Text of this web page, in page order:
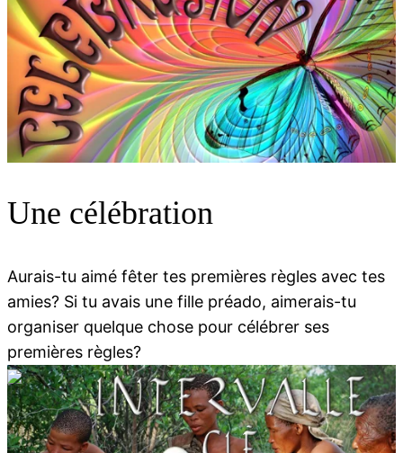
00:00 00:00
Une célébration
Aurais-tu aimé fêter tes premières règles avec tes
amies? Si tu avais une fille préado, aimerais-tu
organiser quelque chose pour célébrer ses
premières règles?